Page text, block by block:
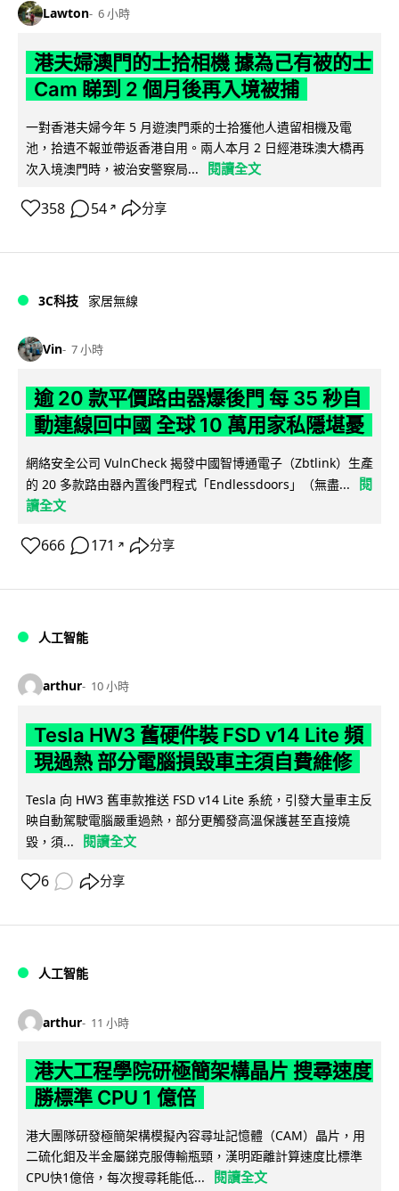
Lawton 6 小時
港夫婦澳門的士拾相機 據為己有被的士
Cam 睇到 2 個月後再入境被捕
一對香港夫婦今年 5 月遊澳門乘的士拾獲他人遺留相機及電
池，拾遺不報並帶返香港自用。兩人本月 2 日經港珠澳大橋再
次入境澳門時，被治安警察局...
閱讀全文
358 54 ↗ 分享
3C科技 家居無線
Vin 7 小時
逾 20 款平價路由器爆後門 每 35 秒自
動連線回中國 全球 10 萬用家私隱堪憂
網絡安全公司 VulnCheck 揭發中國智博通電子（Zbtlink）生產
的 20 多款路由器內置後門程式「Endlessdoors」（無盡...
閱
讀全文
666 171 ↗ 分享
人工智能
arthur 10 小時
Tesla HW3 舊硬件裝 FSD v14 Lite 頻
現過熱 部分電腦損毀車主須自費維修
Tesla 向 HW3 舊車款推送 FSD v14 Lite 系統，引發大量車主反
映自動駕駛電腦嚴重過熱，部分更觸發高溫保護甚至直接燒
毀，須...
閱讀全文
6 分享
人工智能
arthur 11 小時
港大工程學院研極簡架構晶片 搜尋速度
勝標準 CPU 1 億倍
港大團隊研發極簡架構模擬內容尋址記憶體（CAM）晶片，用
二硫化鉬及半金屬銻克服傳輸瓶頸，漢明距離計算速度比標準
CPU快1億倍，每次搜尋耗能低...
閱讀全文